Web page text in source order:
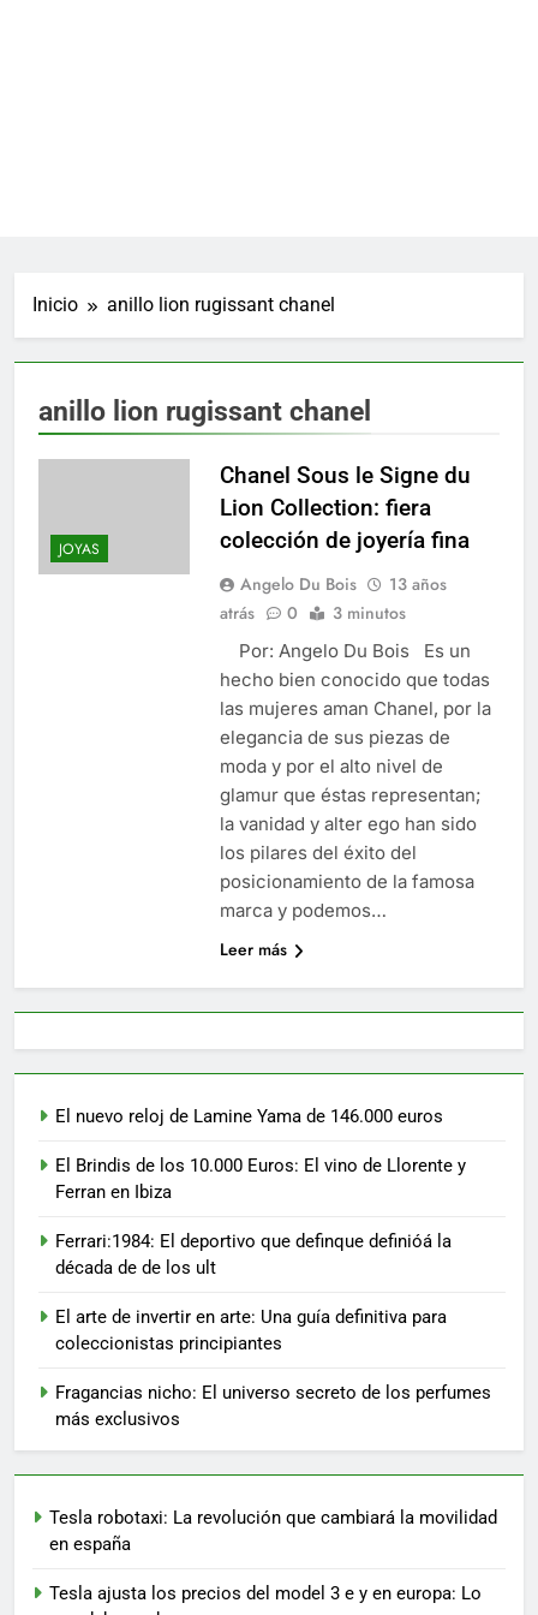
Inicio anillo lion rugissant chanel
anillo lion rugissant chanel
JOYAS
Chanel Sous le Signe du
Lion Collection: fiera
colección de joyería fina
Angelo Du Bois
13 años
atrás
0 3 minutos
Por: Angelo Du Bois Es un
hecho bien conocido que todas
las mujeres aman Chanel, por la
elegancia de sus piezas de
moda y por el alto nivel de
glamur que éstas representan;
la vanidad y alter ego han sido
los pilares del éxito del
posicionamiento de la famosa
marca y podemos…
Leer más
El nuevo reloj de Lamine Yama de 146.000 euros
El Brindis de los 10.000 Euros: El vino de Llorente y
Ferran en Ibiza
Ferrari:1984: El deportivo que definque definióá la
década de de los ult
El arte de invertir en arte: Una guía definitiva para
coleccionistas principiantes
Fragancias nicho: El universo secreto de los perfumes
más exclusivos
Tesla robotaxi: La revolución que cambiará la movilidad
en españa
Tesla ajusta los precios del model 3 e y en europa: Lo